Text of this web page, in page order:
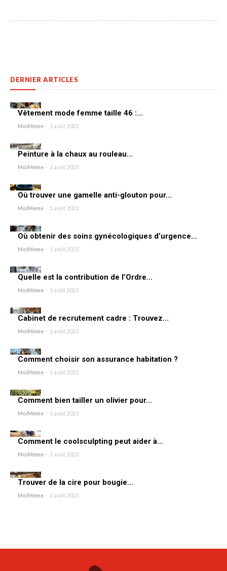
DERNIER ARTICLES
Vêtement mode femme taille 46 :...
MoiMeme - 1 août 2023
Peinture à la chaux au rouleau...
MoiMeme - 1 août 2023
Où trouver une gamelle anti-glouton pour...
MoiMeme - 1 août 2023
Où obtenir des soins gynécologiques d’urgence...
MoiMeme - 1 août 2023
Quelle est la contribution de l’Ordre...
MoiMeme - 1 août 2023
Cabinet de recrutement cadre : Trouvez...
MoiMeme - 1 août 2023
Comment choisir son assurance habitation ?
MoiMeme - 1 août 2023
Comment bien tailler un olivier pour...
MoiMeme - 1 août 2023
Comment le coolsculpting peut aider à...
MoiMeme - 1 août 2023
Trouver de la cire pour bougie...
MoiMeme - 1 août 2023